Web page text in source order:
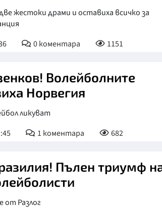
жестоки драми и оставиха всичко за
0коментара 1151
Волейболните
Норвегия
ликуват
1 коментара 682
Пълен триумф
от Разлог